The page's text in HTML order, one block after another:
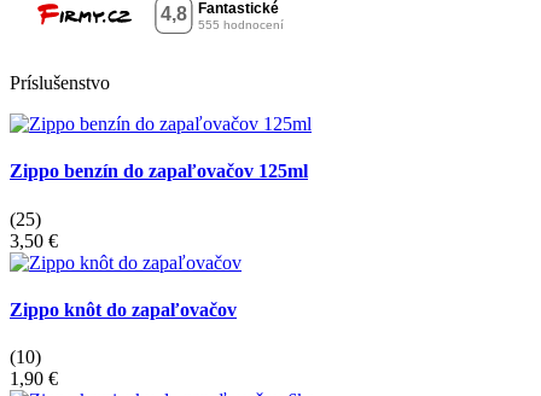
Príslušenstvo
Zippo benzín do zapaľovačov 125ml
(25)
3,50 €
Zippo knôt do zapaľovačov
(10)
1,90 €